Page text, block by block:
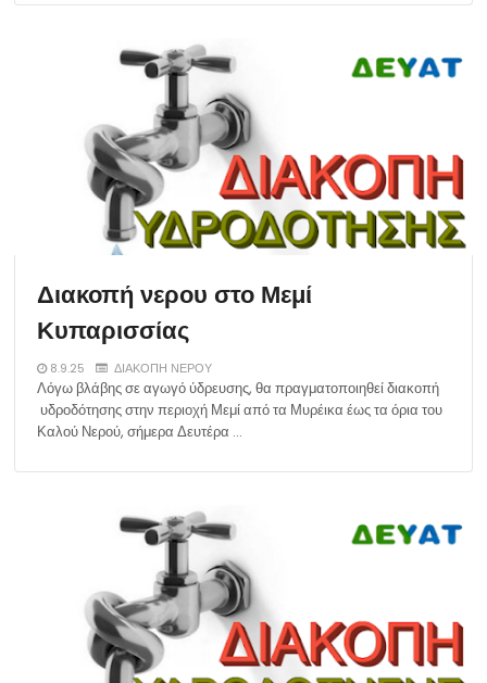
Διακοπή νερου στο Μεμί
Κυπαρισσίας
8.9.25 ΔΙΑΚΟΠΗ ΝΕΡΟΥ
Λόγω βλάβης σε αγωγό ύδρευσης, θα πραγματοποιηθεί διακοπή
υδροδότησης στην περιοχή Μεμί από τα Μυρέικα έως τα όρια του
Καλού Νερού, σήμερα Δευτέρα …